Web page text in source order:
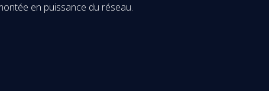
en puissance du réseau.